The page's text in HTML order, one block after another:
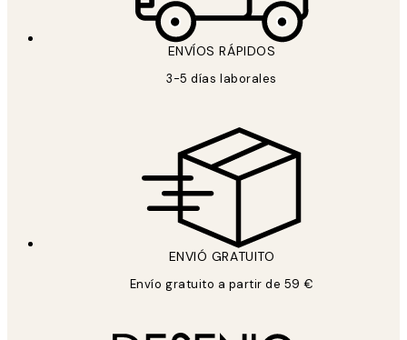
ENVÍOS RÁPIDOS
3-5 días laborales
ENVIÓ GRATUITO
Envío gratuito a partir de 59 €